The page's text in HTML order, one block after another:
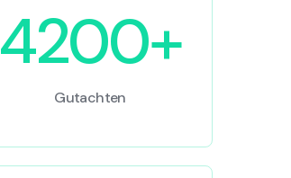
4200+
Gutachten